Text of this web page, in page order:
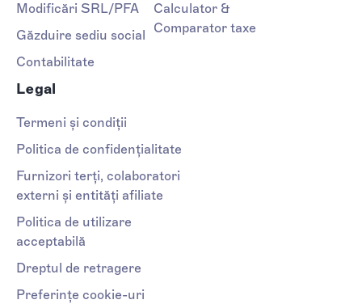
Modificări SRL/PFA
Găzduire sediu social
Contabilitate
Calculator &
Comparator taxe
Legal
Termeni și condiții
Politica de confidențialitate
Furnizori terți, colaboratori
externi și entități afiliate
Politica de utilizare
acceptabilă
Dreptul de retragere
Preferințe cookie-uri